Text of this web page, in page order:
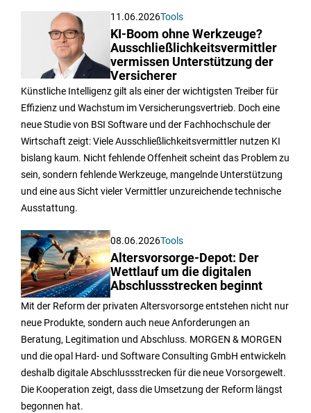
11.06.2026Tools
KI-Boom ohne Werkzeuge?
Ausschließlichkeitsvermittler
vermissen Unterstützung der
Versicherer
Künstliche Intelligenz gilt als einer der wichtigsten Treiber für
Effizienz und Wachstum im Versicherungsvertrieb. Doch eine
neue Studie von BSI Software und der Fachhochschule der
Wirtschaft zeigt: Viele Ausschließlichkeitsvermittler nutzen KI
bislang kaum. Nicht fehlende Offenheit scheint das Problem zu
sein, sondern fehlende Werkzeuge, mangelnde Unterstützung
und eine aus Sicht vieler Vermittler unzureichende technische
Ausstattung.
08.06.2026Tools
Altersvorsorge-Depot: Der
Wettlauf um die digitalen
Abschlussstrecken beginnt
Mit der Reform der privaten Altersvorsorge entstehen nicht nur
neue Produkte, sondern auch neue Anforderungen an
Beratung, Legitimation und Abschluss. MORGEN & MORGEN
und die opal Hard- und Software Consulting GmbH entwickeln
deshalb digitale Abschlussstrecken für die neue Vorsorgewelt.
Die Kooperation zeigt, dass die Umsetzung der Reform längst
begonnen hat.